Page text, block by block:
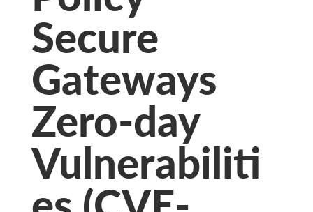
Secure
Gateways
Zero-day
Vulnerabiliti